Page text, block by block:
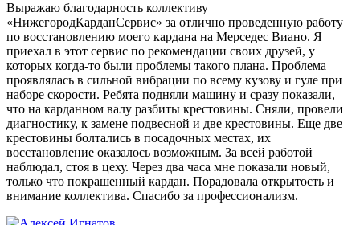
Выражаю благодарность коллективу
«НижегородКарданСервис» за отлично проведенную работу
по восстановлению моего кардана на Мерседес Виано. Я
приехал в этот сервис по рекомендации своих друзей, у
которых когда-то были проблемы такого плана. Проблема
проявлялась в сильной вибрации по всему кузову и гуле при
наборе скорости. Ребята подняли машину и сразу показали,
что на карданном валу разбиты крестовины. Сняли, провели
диагностику, к замене подвесной и две крестовины. Еще две
крестовины болтались в посадочных местах, их
восстановление оказалось возможным. За всей работой
наблюдал, стоя в цеху. Через два часа мне показали новый,
только что покрашенный кардан. Порадовала открытость и
внимание коллектива. Спасибо за профессионализм.